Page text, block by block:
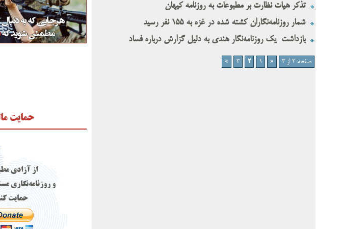
تذکر هیات نظارت بر مطبوعات به روزنامه کیهان
شمار روزنامه‌نگاران کشته شده در غزه به ۱۵۵ نفر رسید
بازداشت یک روزنامه‌نگار هندی به دلیل گزارش درباره فساد
صفحه 2 از 3 «
1
2
3
»
حمایت
از آزادی
و روزنامه‌نگاری
حمایت